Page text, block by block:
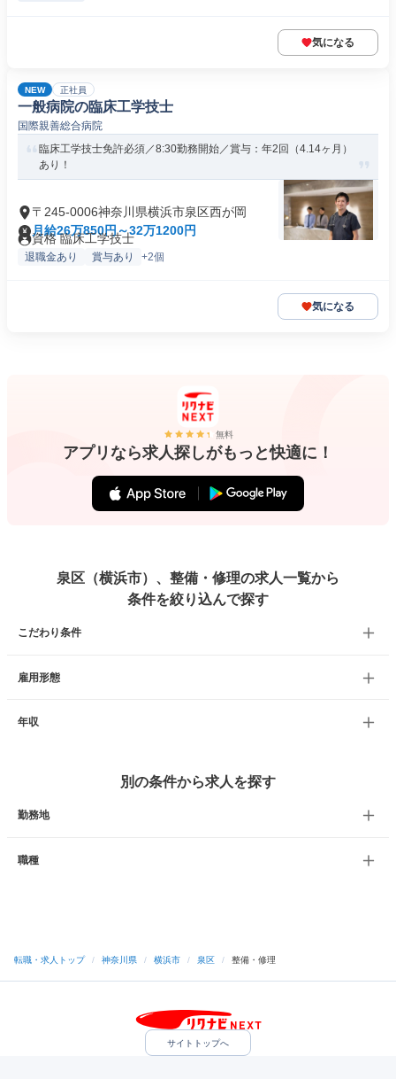
気になる
NEW 正社員
一般病院の臨床工学技士
国際親善総合病院
臨床工学技士免許必須／8:30勤務開始／賞与：年2回（4.14ヶ月）
あり！
〒245-0006神奈川県横浜市泉区西が岡
月給26万850円～32万1200円
資格 臨床工学技士
退職金あり 賞与あり +2個
気になる
無料
アプリなら求人探しがもっと快適に！
泉区（横浜市）、整備・修理の求人一覧から
条件を絞り込んで探す
こだわり条件
雇用形態
年収
別の条件から求人を探す
勤務地
職種
転職・求人トップ / 神奈川県 / 横浜市 / 泉区 / 整備・修理
サイトトップへ